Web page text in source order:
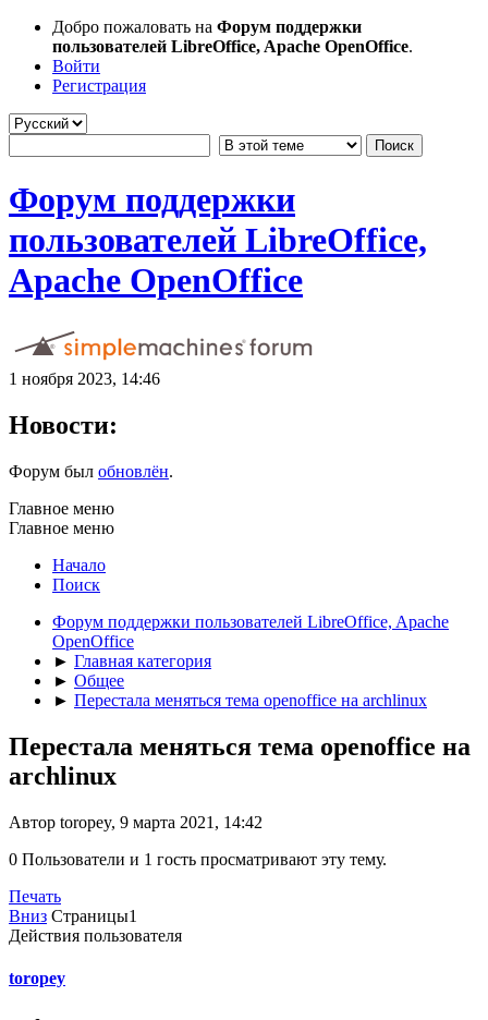
Добро пожаловать на Форум поддержки
пользователей LibreOffice, Apache OpenOffice.
Войти
Регистрация
Форум поддержки
пользователей LibreOffice,
Apache OpenOffice
1 ноября 2023, 14:46
Новости:
Форум был обновлён.
Главное меню
Главное меню
Начало
Поиск
Форум поддержки пользователей LibreOffice, Apache
OpenOffice
► Главная категория
► Общее
► Перестала меняться тема openoffice на archlinux
Перестала меняться тема openoffice на
archlinux
Автор toropey, 9 марта 2021, 14:42
0 Пользователи и 1 гость просматривают эту тему.
Печать
Вниз Страницы1
Действия пользователя
toropey